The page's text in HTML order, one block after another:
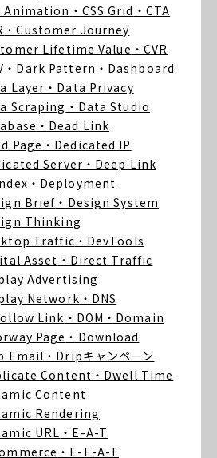
Animation ・CSS Grid ・CTA
・Customer Journey
Lifetime Value ・CVR
・Dark Pattern ・Dashboard
Layer ・Data Privacy
Scraping ・Data Studio
・Dead Link
Page ・Dedicated IP
Server ・Deep Link
・Deployment
Brief ・Design System
Thinking
Traffic ・DevTools
Asset ・Direct Traffic
Advertising
Network ・DNS
Link ・DOM ・Domain
Page ・Download
Email ・Dripキャンペーン
Content ・Dwell Time
Content
Rendering
URL ・E-A-T
・E-E-A-T